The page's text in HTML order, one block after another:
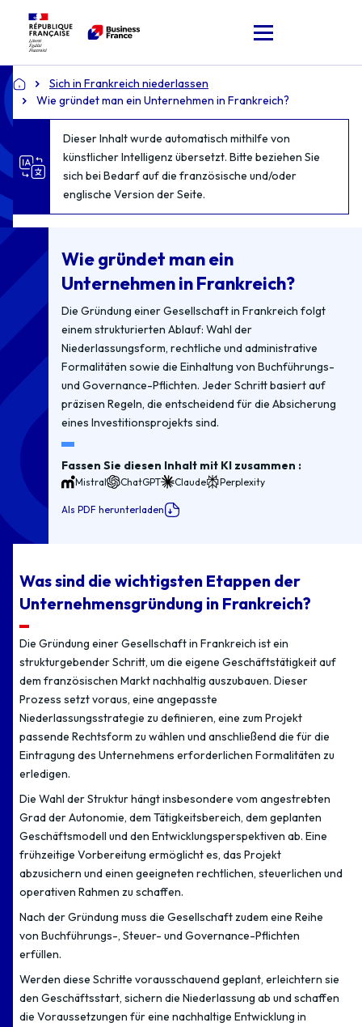
Accueil
Sich in Frankreich niederlassen
Wie gründet man ein Unternehmen in Frankreich?
Dieser Inhalt wurde automatisch mithilfe von
künstlicher Intelligenz übersetzt. Bitte beziehen Sie
sich bei Bedarf auf die französische und/oder
englische Version der Seite.
Wie gründet man ein
Unternehmen in Frankreich?
Die Gründung einer Gesellschaft in Frankreich folgt
einem strukturierten Ablauf: Wahl der
Niederlassungsform, rechtliche und administrative
Formalitäten sowie die Einhaltung von Buchführungs-
und Governance-Pflichten. Jeder Schritt basiert auf
präzisen Regeln, die entscheidend für die Absicherung
eines Investitionsprojekts sind.
Fassen Sie diesen Inhalt mit KI zusammen :
Mistral ChatGPT Claude Perplexity
Als PDF herunterladen
Was sind die wichtigsten Etappen der
Unternehmensgründung in Frankreich?
Die Gründung einer Gesellschaft in Frankreich ist ein
strukturgebender Schritt, um die eigene Geschäftstätigkeit auf
dem französischen Markt nachhaltig auszubauen. Dieser
Prozess setzt voraus, eine angepasste
Niederlassungsstrategie zu definieren, eine zum Projekt
passende Rechtsform zu wählen und anschließend die für die
Eintragung des Unternehmens erforderlichen Formalitäten zu
erledigen.
Die Wahl der Struktur hängt insbesondere vom angestrebten
Grad der Autonomie, dem Tätigkeitsbereich, dem geplanten
Geschäftsmodell und den Entwicklungsperspektiven ab. Eine
frühzeitige Vorbereitung ermöglicht es, das Projekt
abzusichern und einen geeigneten rechtlichen, steuerlichen und
operativen Rahmen zu schaffen.
Nach der Gründung muss die Gesellschaft zudem eine Reihe
von Buchführungs-, Steuer- und Governance-Pflichten
erfüllen.
Werden diese Schritte vorausschauend geplant, erleichtern sie
den Geschäftsstart, sichern die Niederlassung ab und schaffen
die Voraussetzungen für eine nachhaltige Entwicklung in